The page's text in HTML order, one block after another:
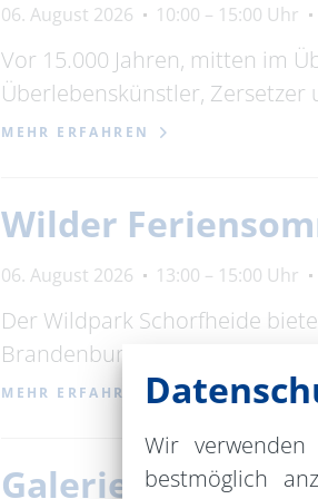
06. August 2026 10:00 – 15:00 Uhr
Vor 15.000 Jahren, mitten im
Überlebenskünstler, Zersetzer
MEHR ERFAHREN
Wilder
06. August 2026 13:00 – 15:00 Uhr
Der Wildpark Schorfheide
Brandenburg, im
MEHR ERFAHREN
Galerie Fenster -
Wir
bestmöglich